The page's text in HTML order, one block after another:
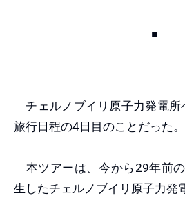
■
チェルノブイリ原子力発電所
旅行日程の4日目のことだった。
本ツアーは、今から29年前
生したチェルノブイリ原子力発